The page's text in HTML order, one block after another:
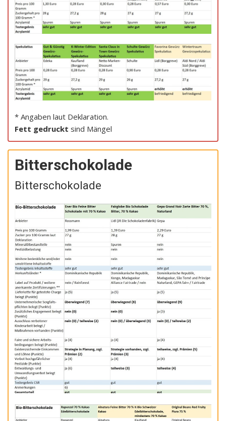
* Angaben laut Deklaration.
Fett gedruckt sind Mängel
Bitterschokolade
Bitterschokolade